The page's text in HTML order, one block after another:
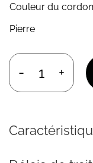
Couleur du cordon
Pierre
quantité
de
Cordon